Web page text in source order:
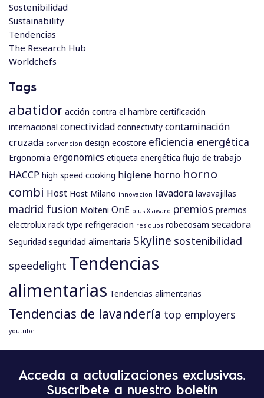
Sostenibilidad
Sustainability
Tendencias
The Research Hub
Worldchefs
Tags
abatidor acción contra el hambre certificación
internacional conectividad connectivity contaminación
cruzada convencion design ecostore eficiencia energética
Ergonomia ergonomics etiqueta energética flujo de trabajo
HACCP high speed cooking higiene horno horno
combi Host Host Milano innovacion lavadora lavavajillas
madrid fusion Molteni OnE plus X award premios premios
electrolux rack type refrigeracion residuos robecosam secadora
Seguridad seguridad alimentaria Skyline sostenibilidad
speedelight Tendencias
alimentarias Tendencias alimentarias
Tendencias de lavandería top employers
youtube
Acceda a actualizaciones exclusivas.
Suscríbete a nuestro boletín